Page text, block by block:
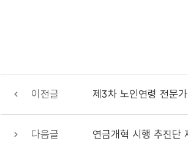
이전글 제3차 노인연령 전문
다음글 연금개혁 시행 추진단